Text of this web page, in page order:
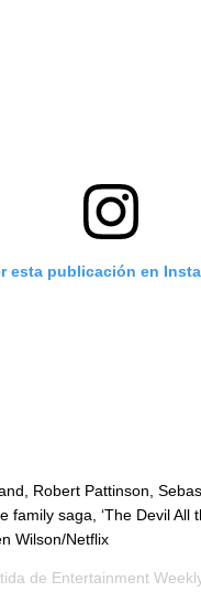
esta publicación en
Robert Pattinson,
family saga, ‘The Devil All
Wilson/Netflix
de Entertainment